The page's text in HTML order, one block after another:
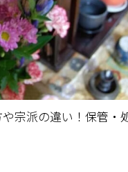
宗派の違い！保管・